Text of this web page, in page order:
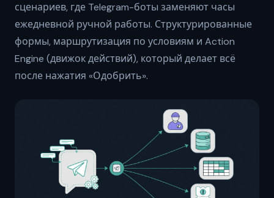
сценариев, где Telegram-боты заменяют часы
ежедневной ручной работы. Структурированные
формы, маршрутизация по условиям и Action
Engine (движок действий), который делает всё
после нажатия «Одобрить».